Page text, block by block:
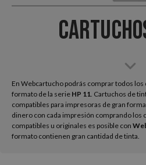
En Webcartucho podrás comprar todos
formato de la serie HP 11 . Cartuchos de
compatibles para impresoras de gran
dinero con cada impresión comprando los
compatibles u originales es posible con
formato contienen gran cantidad de tinta.